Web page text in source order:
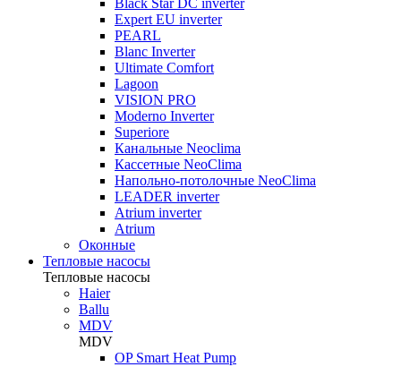
Black Star DC inverter
Expert EU inverter
PEARL
Blanc Inverter
Ultimate Comfort
Lagoon
VISION PRO
Moderno Inverter
Superiore
Канальные Neoclima
Кассетные NeoClima
Напольно-потолочные NeoClima
LEADER inverter
Atrium inverter
Atrium
Оконные
Тепловые насосы
Тепловые насосы
Haier
Ballu
MDV
MDV
OP Smart Heat Pump